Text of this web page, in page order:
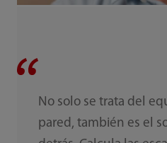
No solo se trata del
pared, también es el